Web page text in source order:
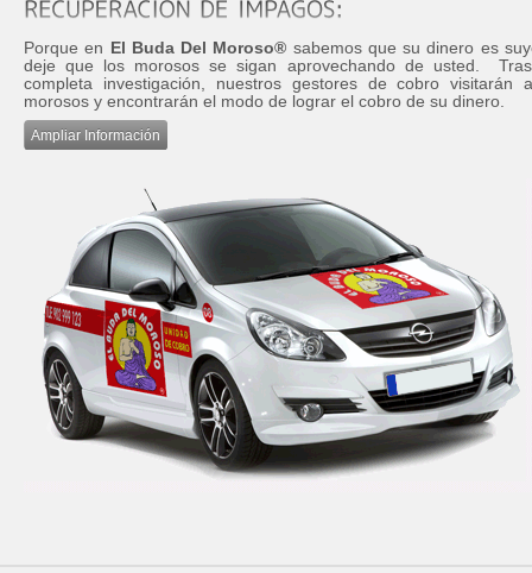
Porque en El Buda Del Moroso® sabemos que su dinero es
deje que los morosos se sigan aprovechando de usted.
completa investigación, nuestros gestores de cobro visitarán
morosos y encontrarán el modo de lograr el cobro de su dinero.
Ampliar Información